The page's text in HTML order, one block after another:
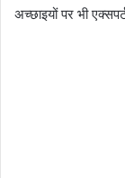
अच्छाइयों पर भी